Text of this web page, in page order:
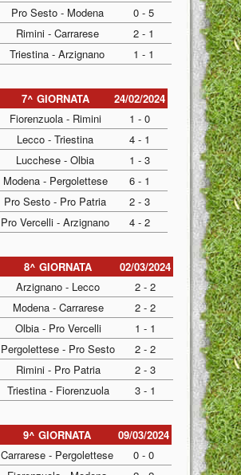
Pro Sesto - Modena
0 - 5
Rimini - Carrarese
2 - 1
Triestina - Arzignano 1 - 1
7^ GIORNATA
24/02/2024
Fiorenzuola - Rimini
1 - 0
Lecco - Triestina
4 - 1
Lucchese - Olbia
1 - 3
Modena - Pergolettese
6 - 1
Pro Sesto - Pro Patria
2 - 3
Pro Vercelli - Arzignano 4 - 2
8^ GIORNATA
02/03/2024
Arzignano - Lecco
2 - 2
Modena - Carrarese
2 - 2
Olbia - Pro Vercelli
1 - 1
Pergolettese - Pro Sesto
2 - 2
Rimini - Pro Patria
2 - 3
Triestina - Fiorenzuola 3 - 1
9^ GIORNATA
09/03/2024
Carrarese - Pergolettese
0 - 0